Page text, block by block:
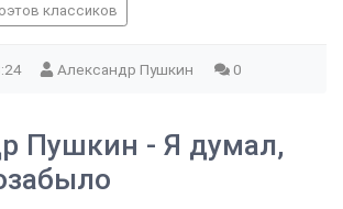
классиков
Александр Пушкин 0
Пушкин - Я думал,